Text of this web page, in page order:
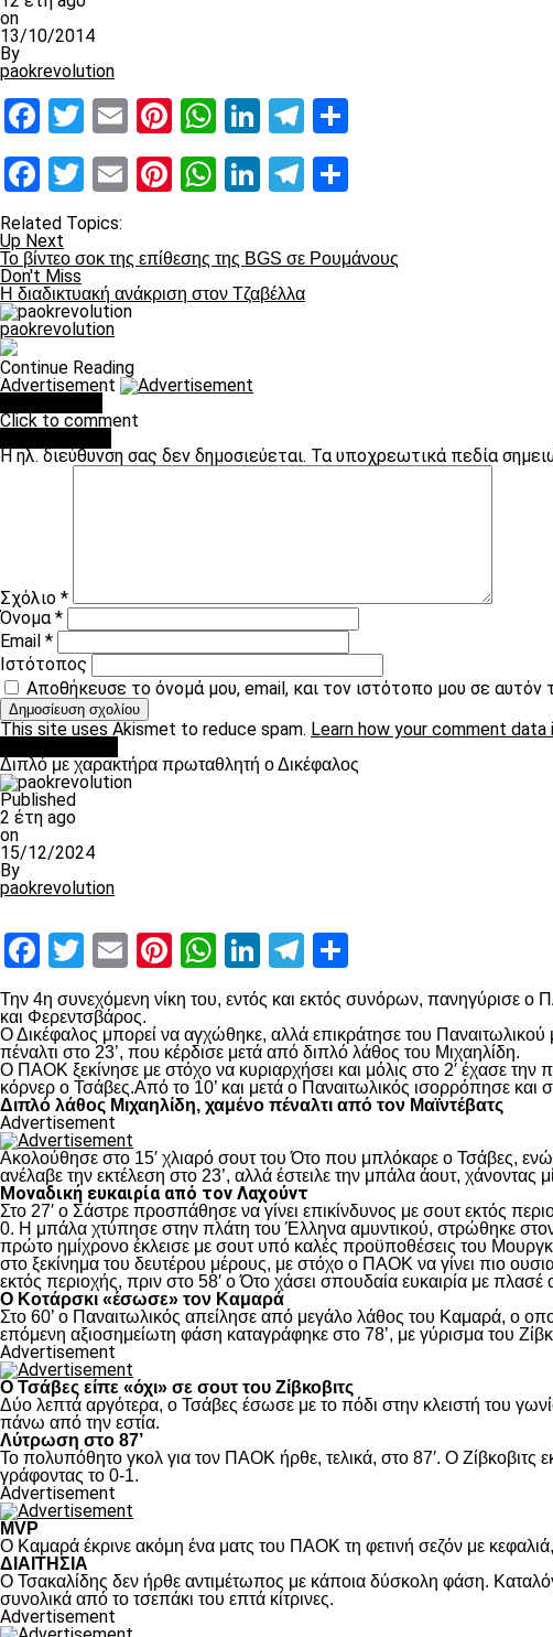
on
13/10/2014
By
paokrevolution
Facebook
Twitter
EmailPinterest
WhatsApp
LinkedIn
Telegram
Facebook
Twitter
EmailPinterest
WhatsApp
LinkedIn
Telegram
Related Topics:
Up Next
Το βίντεο σοκ της επίθεσης της BGS σε Ρουμάνους
Don't Miss
H διαδικτυακή ανάκριση στον Τζαβέλλα
paokrevolution
Continue Reading
Advertisement
Click to comment
Η ηλ. διεύθυνση σας δεν δημοσιεύεται. Τα υποχρεωτικά πεδία
Σχόλιο *
Όνομα*
Email *
Ιστότοπος
Αποθήκευσε το όνομά μου, email, και τον ιστότοπο μου σε
This site uses Akismet to reduce spam. Learn how your comment data
Διπλό με χαρακτήρα πρωταθλητή ο Δικέφαλος
Published
2 έτη ago
on
15/12/2024
By
paokrevolution
Facebook
Twitter
EmailPinterest
WhatsApp
LinkedIn
Telegram
Την 4η συνεχόμενη νίκη του, εντός και εκτός συνόρων, πανηγύρισε ο
και Φερεντσβάρος.
Ο Δικέφαλος μπορεί να αγχώθηκε, αλλά επικράτησε του
πέναλτι στο 23’, που κέρδισε μετά από διπλό λάθος του Μιχαηλίδη.
Ο ΠΑΟΚ ξεκίνησε με στόχο να κυριαρχήσει και μόλις στο 2′ έχασε
κόρνερ ο Τσάβες.Από το 10’ και μετά ο Παναιτωλικός ισορρόπησε
Διπλό λάθος Μιχαηλίδη, χαμένο πέναλτι από τον Μαϊντέβατς
Advertisement
Ακολούθησε στο 15′ χλιαρό σουτ του Ότο που μπλόκαρε ο Τσάβες, ενώ
ανέλαβε την εκτέλεση στο 23’, αλλά έστειλε την μπάλα άουτ,
Μοναδική ευκαιρία από τον Λαχούντ
Στο 27′ ο Σάστρε προσπάθησε να γίνει επικίνδυνος με σουτ εκτός
0. Η μπάλα χτύπησε στην πλάτη του Έλληνα αμυντικού, στρώθηκε
πρώτο ημίχρονο έκλεισε με σουτ υπό καλές προϋποθέσεις του
στο ξεκίνημα του δευτέρου μέρους, με στόχο ο ΠΑΟΚ να γίνει πιο
εκτός περιοχής, πριν στο 58′ ο Ότο χάσει σπουδαία ευκαιρία με πλασέ
Ο Κοτάρσκι «έσωσε» τον Καμαρά
Στο 60’ ο Παναιτωλικός απείλησε από μεγάλο λάθος του Καμαρά, ο
επόμενη αξιοσημείωτη φάση καταγράφηκε στο 78’, με γύρισμα του
Advertisement
Ο Τσάβες είπε «όχι» σε σουτ του Ζίβκοβιτς
Δύο λεπτά αργότερα, ο Τσάβες έσωσε με το πόδι στην κλειστή του
πάνω από την εστία.
Λύτρωση στο 87’
Το πολυπόθητο γκολ για τον ΠΑΟΚ ήρθε, τελικά, στο 87′. Ο Ζίβκοβιτς
γράφοντας το 0-1.
Advertisement
MVP
Ο Καμαρά έκρινε ακόμη ένα ματς του ΠΑΟΚ τη φετινή σεζόν με
ΔΙΑΙΤΗΣΙΑ
Ο Τσακαλίδης δεν ήρθε αντιμέτωπος με κάποια δύσκολη φάση.
συνολικά από το τσεπάκι του επτά κίτρινες.
Advertisement